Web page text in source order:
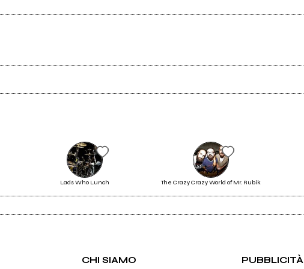
2009
Vetroretina Ep 2009
Lads Who Lunch The Crazy Crazy World of Mr. Rubik
CHI SIAMO PUBBLICITÀ